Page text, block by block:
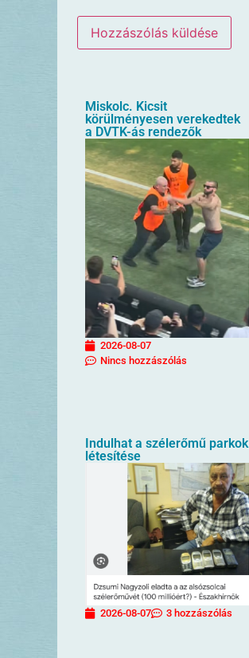
Miskolc. Kicsit
körülményesen verekedtek
a DVTK-ás rendezők
2026-08-07
Nincs hozzászólás
Indulhat a szélerőmű parkok
létesítése
2026-08-07 3 hozzászólás